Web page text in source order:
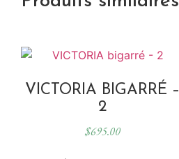
VICTORIA BIGARRÉ –
2
$695.00